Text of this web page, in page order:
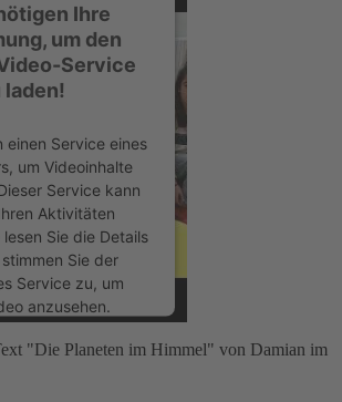
Ihre
um den
Service
laden!
einen Service eines
um Videoinhalte
Service kann
Aktivitäten
Sie die Details
Sie der
Service zu, um
anzusehen.
"Die Planeten im Himmel" von Damian im